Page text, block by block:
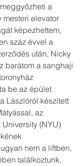
a
mesteri elevator
képezhettem,
száz évvel a
után, Nicky
barátom a sanghaji
be az épület
Lászlóról készített
az
University (NYU)
nem a liftben,
találkoztunk,